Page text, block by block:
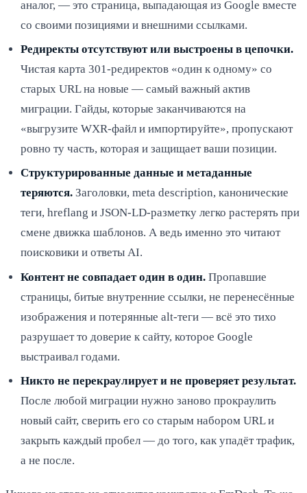
аналог, — это страница, выпадающая из Google вместе
со своими позициями и внешними ссылками.
Редиректы отсутствуют или выстроены в цепочки.
Чистая карта 301-редиректов «один к одному» со
старых URL на новые — самый важный актив
миграции. Гайды, которые заканчиваются на
«выгрузите WXR-файл и импортируйте», пропускают
ровно ту часть, которая и защищает ваши позиции.
Структурированные данные и метаданные
теряются. Заголовки, meta description, канонические
теги, hreflang и JSON-LD-разметку легко растерять при
смене движка шаблонов. А ведь именно это читают
поисковики и ответы AI.
Контент не совпадает один в один. Пропавшие
страницы, битые внутренние ссылки, не перенесённые
изображения и потерянные alt-теги — всё это тихо
разрушает то доверие к сайту, которое Google
выстраивал годами.
Никто не перекраулирует и не проверяет результат.
После любой миграции нужно заново прокраулить
новый сайт, сверить его со старым набором URL и
закрыть каждый пробел — до того, как упадёт трафик,
а не после.